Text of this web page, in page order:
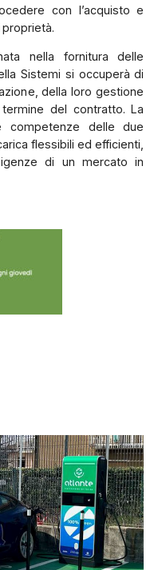
con l’acquisto e
nella fornitura delle
Sistemi si occuperà di
della loro gestione
del contratto. La
competenze delle due
flessibili ed efficienti,
di un mercato in